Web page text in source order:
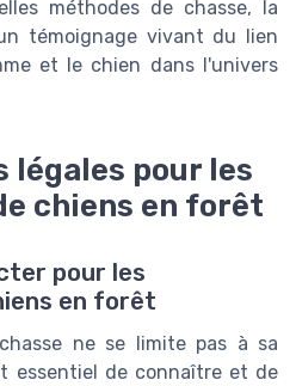
méthodes de chasse, la
témoignage vivant du lien
et le chien dans l'univers
légales pour les
chiens en forêt
pour les
en forêt
ne se limite pas à sa
essentiel de connaître et de